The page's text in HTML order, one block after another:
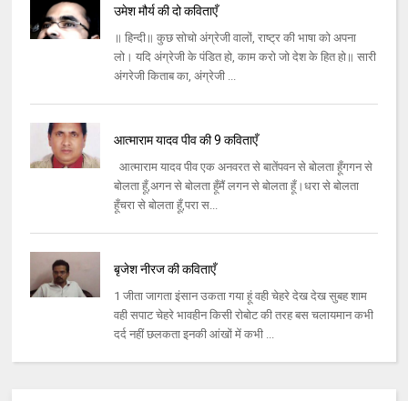
उमेश मौर्य की दो कविताएँ
॥ हिन्‍दी॥ कुछ सोचो अंग्रेजी वालों, राष्‍ट्र की भाषा को अपना
लो। यदि अंग्रेजी के पंडित हो, काम करो जो देश के हित हो॥ सारी
अंगरेजी किताब का, अंग्रेजी ...
आत्माराम यादव पीव की 9 कविताएँ
आत्माराम यादव पीव एक अनवरत से बातेंपवन से बोलता हूँगगन से
बोलता हूँ,अगन से बोलता हूँमैं लगन से बोलता हूँ।धरा से बोलता
हूँचरा से बोलता हूँ,परा स...
बृजेश नीरज की कविताएँ
1 जीता जागता इंसान उकता गया हूं वही चेहरे देख देख सुबह शाम
वही सपाट चेहरे भावहीन किसी रोबोट की तरह बस चलायमान कभी
दर्द नहीं छलकता इनकी आंखों में कभी ...